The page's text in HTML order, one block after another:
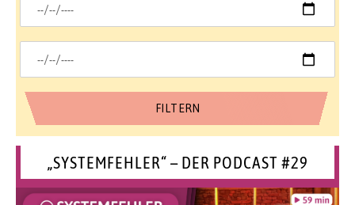
„SYSTEMFEHLER“ – DER PODCAST #29